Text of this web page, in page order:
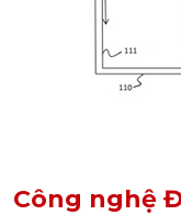
Công nghệ